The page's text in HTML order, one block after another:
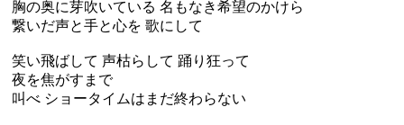
胸の奥に芽吹いている 名もなき希望のかけら
繋いだ声と手と心を 歌にして
笑い飛ばして 声枯らして 踊り狂って
夜を焦がすまで
叫べ ショータイムはまだ終わらない